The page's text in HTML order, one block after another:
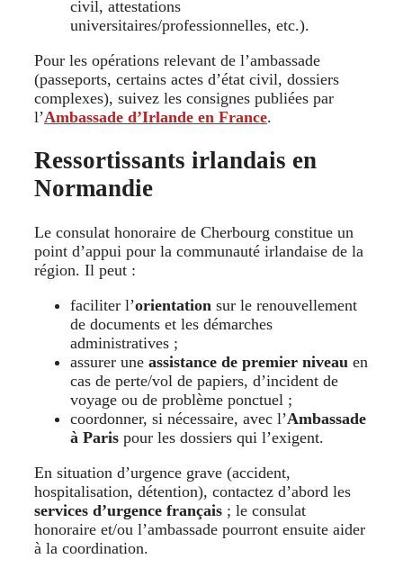
civil, attestations
universitaires/professionnelles, etc.).
Pour les opérations relevant de l’ambassade
(passeports, certains actes d’état civil, dossiers
complexes), suivez les consignes publiées par
l’Ambassade d’Irlande en France.
Ressortissants irlandais en
Normandie
Le consulat honoraire de Cherbourg constitue un
point d’appui pour la communauté irlandaise de la
région. Il peut :
faciliter l’orientation sur le renouvellement
de documents et les démarches
administratives ;
assurer une assistance de premier niveau en
cas de perte/vol de papiers, d’incident de
voyage ou de problème ponctuel ;
coordonner, si nécessaire, avec l’Ambassade
à Paris pour les dossiers qui l’exigent.
En situation d’urgence grave (accident,
hospitalisation, détention), contactez d’abord les
services d’urgence français ; le consulat
honoraire et/ou l’ambassade pourront ensuite aider
à la coordination.